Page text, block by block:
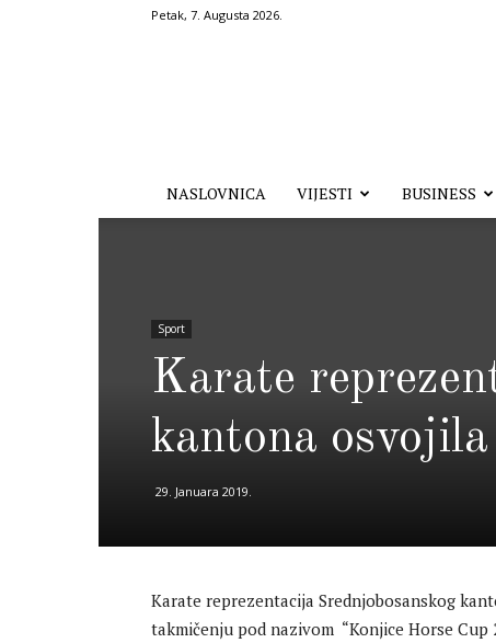
Petak, 7. Augusta 2026.
NASLOVNICA VIJESTI BUSINESS
Sport
Karate
kantona
29. Januara 2019.
Karate reprezentacija Srednjobosanskog
takmičenju pod nazivom “Konjice Horse Cup